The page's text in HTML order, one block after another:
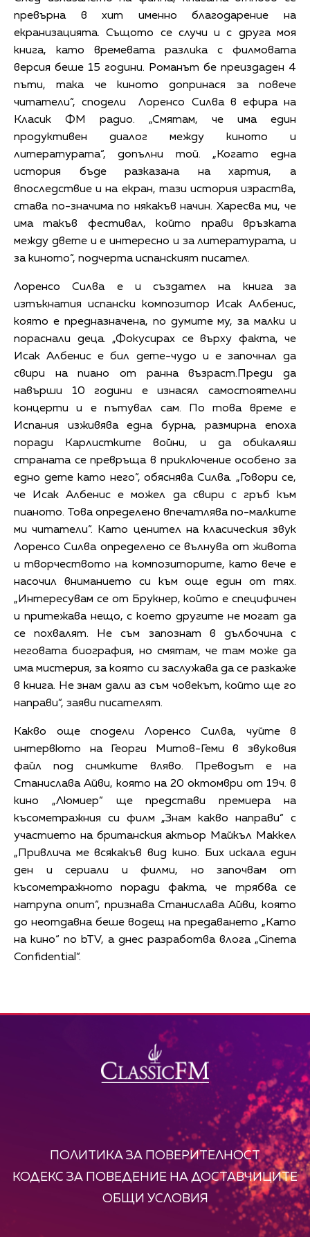
превърна в хит именно благодарение на
екранизацията. Същото се случи и с друга моя
книга, като времевата разлика с филмовата
версия беше 15 години. Романът бе преиздаден 4
пъти, така че киното допринася за повече
читатели“, сподели Лоренсо Силва в ефира на
Класик ФМ радио. „Смятам, че има един
продуктивен диалог между киното и
литературата“, допълни той. „Когато една
история бъде разказана на хартия, а
впоследствие и на екран, тази история израства,
става по-значима по някакъв начин. Харесва ми, че
има такъв фестивал, който прави връзката
между двете и е интересно и за литературата, и
за киното“, подчерта испанският писател.
Лоренсо Силва е и създател на книга за
изтъкнатия испански композитор Исак Албенис,
която е предназначена, по думите му, за малки и
пораснали деца. „Фокусирах се върху факта, че
Исак Албенис е бил дете-чудо и е започнал да
свири на пиано от ранна възраст.Преди да
навърши 10 години е изнасял самостоятелни
концерти и е пътувал сам. По това време е
Испания изживява една бурна, размирна епоха
поради Карлистките войни, и да обикаляш
страната се превръща в приключение особено за
едно дете като него“, обяснява Силва. „Говори се,
че Исак Албенис е можел да свири с гръб към
пианото. Това определено впечатлява по-малките
ми читатели“. Като ценител на класическия звук
Лоренсо Силва определено се вълнува от живота
и творчеството на композиторите, като вече е
насочил вниманието си към още един от тях.
„Интересувам се от Брукнер, който е специфичен
и притежава нещо, с което другите не могат да
се похвалят. Не съм запознат в дълбочина с
неговата биография, но смятам, че там може да
има мистерия, за която си заслужава да се разкаже
в книга. Не знам дали аз съм човекът, който ще го
направи“, заяви писателят.
Какво още сподели Лоренсо Силва, чуйте в
интервюто на Георги Митов-Геми в звуковия
файл под снимките вляво. Преводът е на
Станислава Айви, която на 20 октомври от 19ч. в
кино „Люмиер“ ще представи премиера на
късометражния си филм „Знам какво направи“ с
участието на британския актьор Майкъл Маккел
„Привлича ме всякакъв вид кино. Бих искала един
ден и сериали и филми, но започвам от
късометражното поради факта, че трябва се
натрупа опит“, признава Станислава Айви, която
до неотдавна беше водещ на предаването „Като
на кино“ по bTV, а днес разработва влога „Cinema
Confidential“.
ПОЛИТИКА ЗА ПОВЕРИТЕЛНОСТ
КОДЕКС ЗА ПОВЕДЕНИЕ НА ДОСТАВЧИЦИТЕ
ОБЩИ УСЛОВИЯ